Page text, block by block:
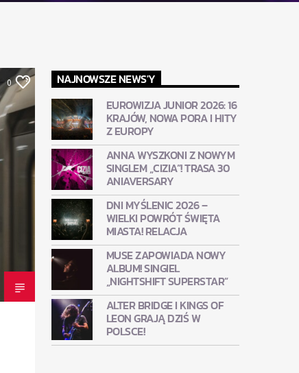
0
NAJNOWSZE NEWS'Y
EUROWIZJA JUNIOR 2026: 16
KRAJÓW, NOWA PORA I HITY
Z EUROPY
ANNA WYSZKONI Z NOWYM
SINGLEM „CIZIA”! TRASA 30
ANIAVERSARY
DNI MYŚLENIC 2026 –
WIELKI POWRÓT ŚWIĘTA
MIASTA! RELACJA
MUSE ZAPOWIADA NOWY
ALBUM! SINGIEL
„NIGHTSHIFT SUPERSTAR”
ALTER BRIDGE I KINGS OF
LEON GRAJĄ DZIŚ W
POLSCE!